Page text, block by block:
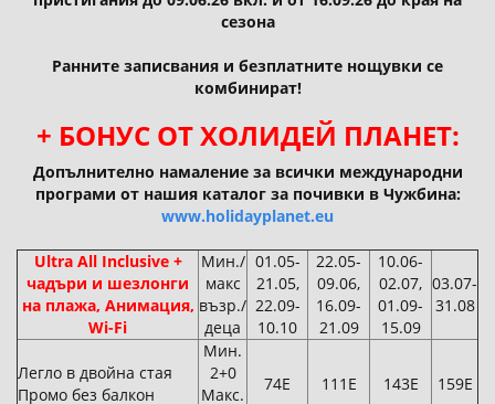
сезона
Ранните записвания и безплатните нощувки се
комбинират!
+ БОНУС ОТ ХОЛИДЕЙ ПЛАНЕТ:
Допълнително намаление за всички международни
програми от нашия каталог за почивки в Чужбина:
www.holidayplanet.eu
Ultra All Inclusive +
чадъри и шезлонги
на плажа, Анимация,
Wi-Fi
Мин./
макс
възр./
деца
01.05-
21.05,
22.09-
10.10
22.05-
09.06,
16.09-
21.09
10.06-
02.07,
01.09-
15.09
03.07-
31.08
Легло в двойна стая
Промо без балкон
Мин.
2+0
Макс.
74Е 111Е 143Е 159Е